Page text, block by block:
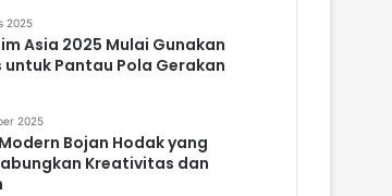
2025
Asia 2025 Mulai Gunakan
untuk Pantau Pola Gerakan
2025
Bojan Hodak yang
Kreativitas dan